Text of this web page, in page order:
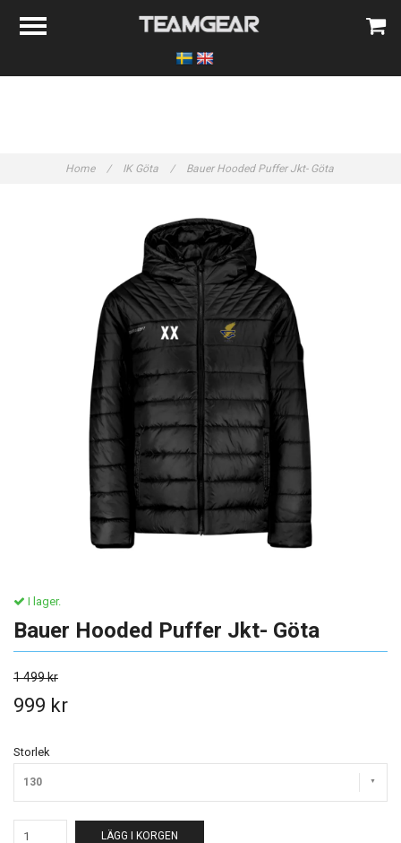
Home / IK Göta / Bauer Hooded Puffer Jkt- Göta
I lager.
Bauer Hooded Puffer Jkt- Göta
1 499 kr
999 kr
Storlek
130
LÄGG I KORGEN